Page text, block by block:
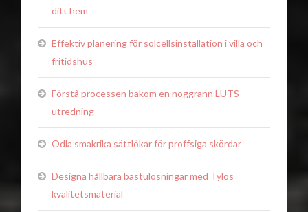
ditt hem
Effektiv planering för solcellsinstallation i villa och
fritidshus
Förstå processen bakom en noggrann LUTS
utredning
Odla smakrika sättlökar för proffsiga skördar
Designa hållbara bastulösningar med Tylös
kvalitetsmaterial